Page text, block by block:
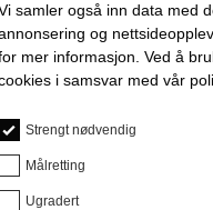
samler også inn data med
og
mer informasjon. Ved å
i samsvar med vår
Strengt nødvendig
Målretting
Ugradert